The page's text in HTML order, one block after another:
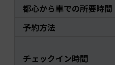
都心から車での所要時間
予約方法
チェックイン時間